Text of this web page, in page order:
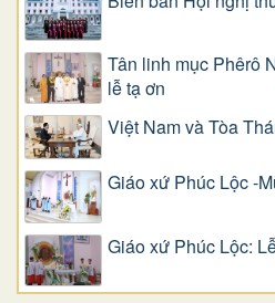
Tân linh mục Phêrô
lễ tạ ơn
Việt Nam và Tòa
Giáo xứ Phúc Lộc -
Giáo xứ Phúc Lộc: